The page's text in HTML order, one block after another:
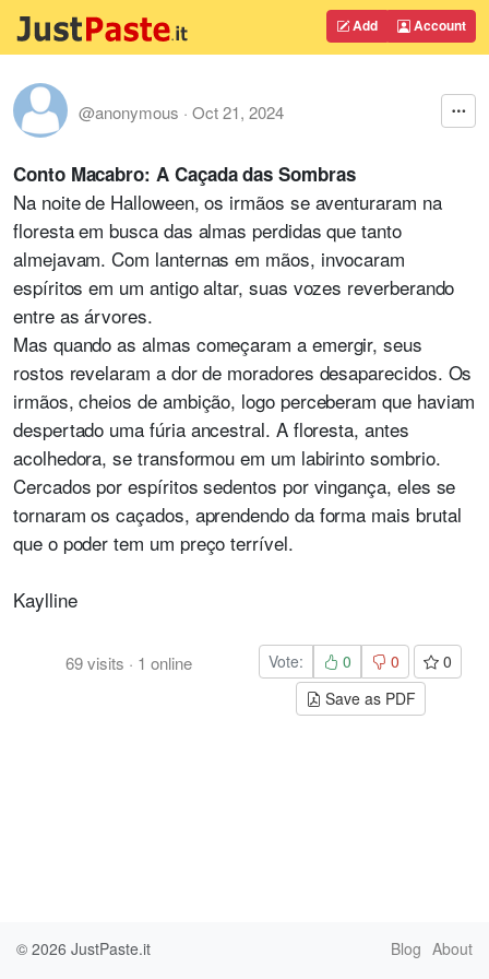
Add Account
@anonymous · Oct 21, 2024
Conto Macabro: A Caçada das Sombras
Na noite de Halloween, os irmãos se aventuraram na
floresta em busca das almas perdidas que tanto
almejavam. Com lanternas em mãos, invocaram
espíritos em um antigo altar, suas vozes reverberando
entre as árvores.
Mas quando as almas começaram a emergir, seus
rostos revelaram a dor de moradores desaparecidos. Os
irmãos, cheios de ambição, logo perceberam que haviam
despertado uma fúria ancestral. A floresta, antes
acolhedora, se transformou em um labirinto sombrio.
Cercados por espíritos sedentos por vingança, eles se
tornaram os caçados, aprendendo da forma mais brutal
que o poder tem um preço terrível.
Kaylline
69visits · 1 online Vote: 0 0
0
Save as PDF
© 2026 JustPaste.it Blog About